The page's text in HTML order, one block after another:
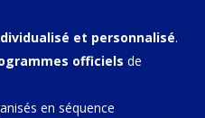
et personnalisé.
officiels de
en séquence